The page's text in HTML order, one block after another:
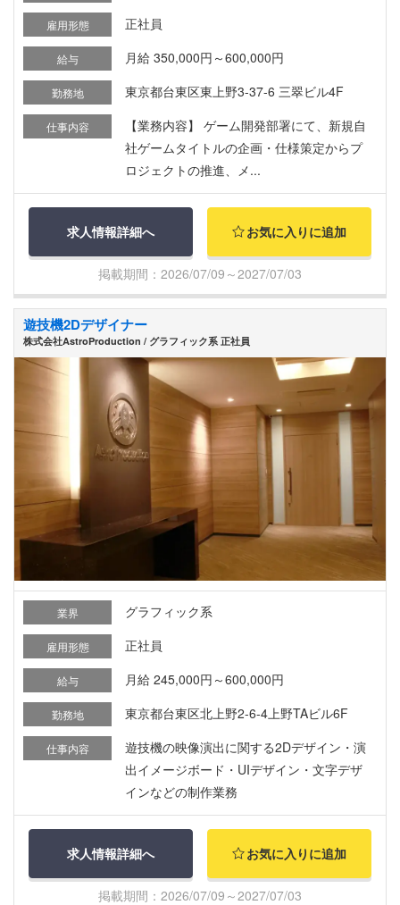
雇用形態 正社員
給与 月給 350,000円～600,000円
勤務地 東京都台東区東上野3-37-6 三翠ビル4F
仕事内容
【業務内容】 ゲーム開発部署にて、新規自
社ゲームタイトルの企画・仕様策定からプ
ロジェクトの推進、メ...
求人情報詳細へ お気に入りに追加
掲載期間：2026/07/09～2027/07/03
遊技機2Dデザイナー
株式会社AstroProduction / グラフィック系 正社員
業界 グラフィック系
雇用形態 正社員
給与 月給 245,000円～600,000円
勤務地 東京都台東区北上野2-6-4上野TAビル6F
仕事内容
遊技機の映像演出に関する2Dデザイン・演
出イメージボード・UIデザイン・文字デザ
インなどの制作業務
求人情報詳細へ お気に入りに追加
掲載期間：2026/07/09～2027/07/03